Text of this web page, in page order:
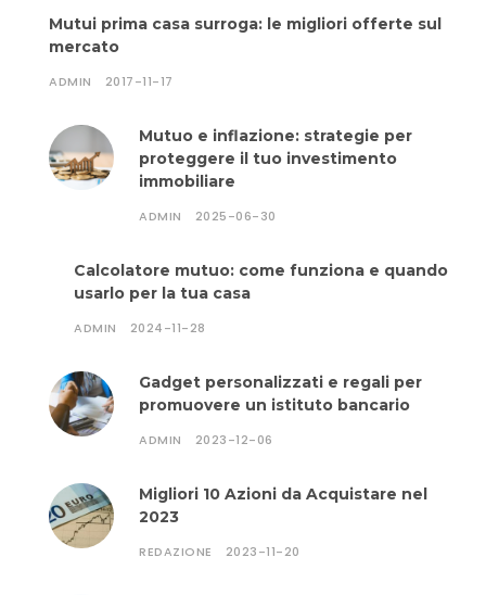
Mutui prima casa surroga: le migliori offerte sul
mercato
ADMIN 2017-11-17
Mutuo e inflazione: strategie per
proteggere il tuo investimento
immobiliare
ADMIN 2025-06-30
Calcolatore mutuo: come funziona e quando
usarlo per la tua casa
ADMIN 2024-11-28
Gadget personalizzati e regali per
promuovere un istituto bancario
ADMIN 2023-12-06
Migliori 10 Azioni da Acquistare nel
2023
REDAZIONE 2023-11-20